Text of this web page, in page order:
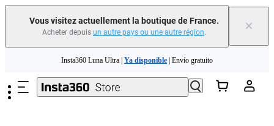
Vous visitez actuellement la boutique de France.
Acheter depuis un autre pays ou une autre région. ×
Insta360 Luna Ultra | Ya disponible | Envío gratuito
Échangez votre ancien appareil et recevez de l'argent pour votre nouvel achat.｜
En savoir plus